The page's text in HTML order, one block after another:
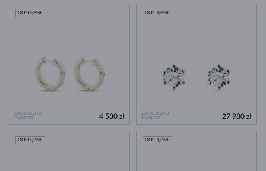
ŻÓŁTE ZŁOTO
DIAMENT
DOSTĘPNE
4 580 zł
ŻÓŁTE ZŁOTO
DIAMENT
DOSTĘPNE
27 980 zł
DOSTĘPNE DOSTĘPNE